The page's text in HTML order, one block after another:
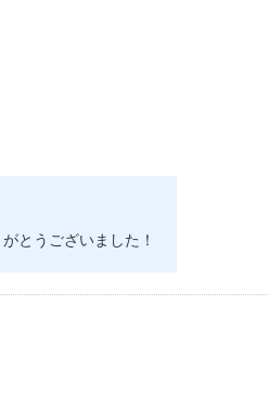
とうございました！